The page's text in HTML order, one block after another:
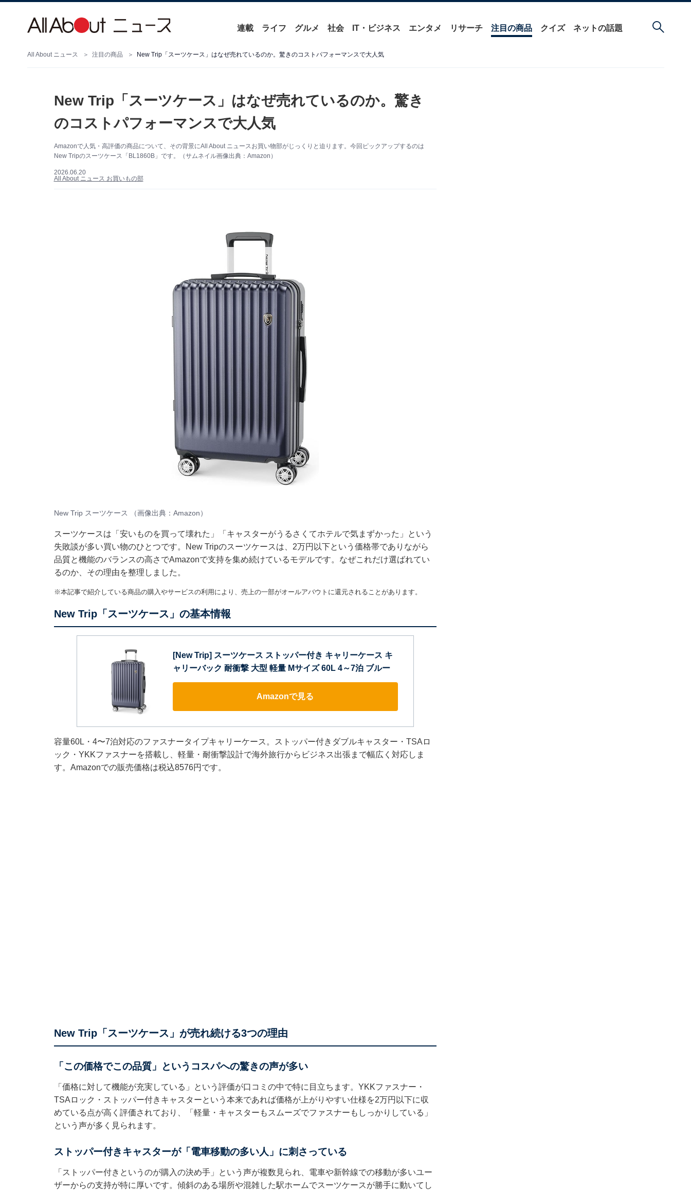
連載 ライフ グルメ 社会 IT・ビジネス エンタメ リサーチ 注目の商品 クイズ ネットの話題
All About ニュース 注目の商品 New Trip「スーツケース」はなぜ売れているのか。驚きのコストパフォーマンスで大人気
New Trip「スーツケース」はなぜ売れているのか。驚き
のコストパフォーマンスで大人気
Amazonで人気・高評価の商品について、その背景にAll About ニュースお買い物部がじっくりと迫ります。今回ピックアップするのは
New Tripのスーツケース「BL1860B」です。（サムネイル画像出典：Amazon）
2026.06.20
All About ニュース お買いもの部
New Trip スーツケース （画像出典：Amazon）
スーツケースは「安いものを買って壊れた」「キャスターがうるさくてホテルで気まずかった」という
失敗談が多い買い物のひとつです。New Tripのスーツケースは、2万円以下という価格帯でありながら
品質と機能のバランスの高さでAmazonで支持を集め続けているモデルです。なぜこれだけ選ばれてい
るのか、その理由を整理しました。
※本記事で紹介している商品の購入やサービスの利用により、売上の一部がオールアバウトに還元されることがあります。
New Trip「スーツケース」の基本情報
[New Trip] スーツケース ストッパー付き キャリーケース キ
ャリーバック 耐衝撃 大型 軽量 Mサイズ 60L 4～7泊 ブルー
Amazonで見る
容量60L・4〜7泊対応のファスナータイプキャリーケース。ストッパー付きダブルキャスター・TSAロ
ック・YKKファスナーを搭載し、軽量・耐衝撃設計で海外旅行からビジネス出張まで幅広く対応しま
す。Amazonでの販売価格は税込8576円です。
New Trip「スーツケース」が売れ続ける3つの理由
「この価格でこの品質」というコスパへの驚きの声が多い
「価格に対して機能が充実している」という評価が口コミの中で特に目立ちます。YKKファスナー・
TSAロック・ストッパー付きキャスターという本来であれば価格が上がりやすい仕様を2万円以下に収
めている点が高く評価されており、「軽量・キャスターもスムーズでファスナーもしっかりしている」
という声が多く見られます。
ストッパー付きキャスターが「電車移動の多い人」に刺さっている
「ストッパー付きというのが購入の決め手」という声が複数見られ、電車や新幹線での移動が多いユー
ザーからの支持が特に厚いです。傾斜のある場所や混雑した駅ホームでスーツケースが勝手に動いてし